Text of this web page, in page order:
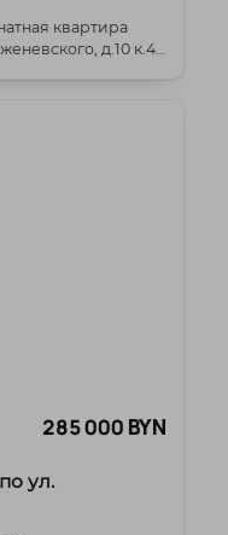
квартира
д.10 к.4
285 000 BYN
ул.